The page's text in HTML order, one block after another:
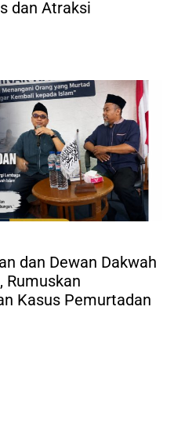
dan Atraksi
dan Dewan Dakwah
Rumuskan
Kasus Pemurtadan